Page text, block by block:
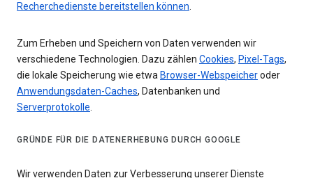
Recherchedienste bereitstellen können.
Zum Erheben und Speichern von Daten verwenden wir
verschiedene Technologien. Dazu zählen Cookies, Pixel-Tags,
die lokale Speicherung wie etwa Browser-Webspeicheroder
Anwendungsdaten-Caches, Datenbanken und
Serverprotokolle.
GRÜNDE FÜR DIE DATENERHEBUNG DURCH GOOGLE
Wir verwenden Daten zur Verbesserung unserer Dienste